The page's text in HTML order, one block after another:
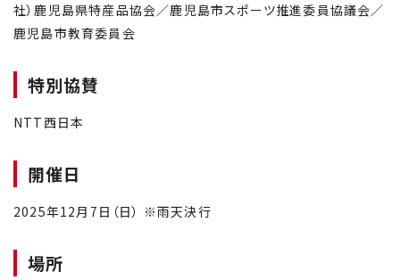
社）鹿児島県特産品協会／鹿児島市スポーツ推進委員協議会／
鹿児島市教育委員会
特別協賛
NTT西日本
開催日
2025年12月7日（日） ※雨天決行
場所